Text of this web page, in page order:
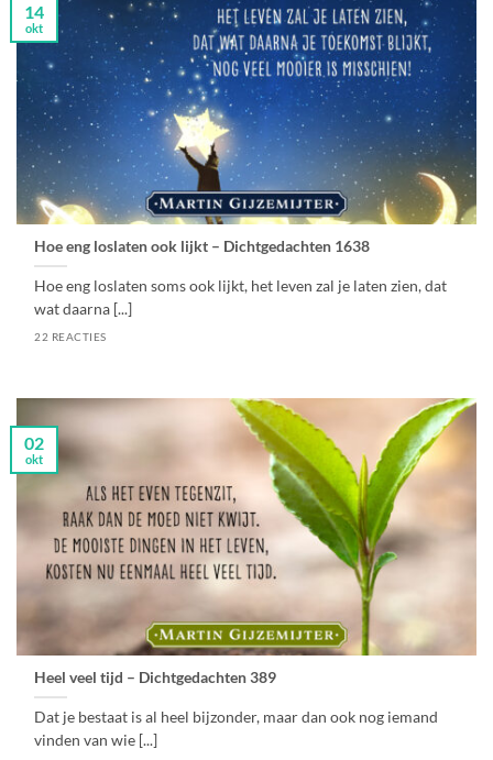
Hoe eng loslaten ook lijkt – Dichtgedachten 1638
Hoe eng loslaten soms ook lijkt, het leven zal je laten zien, dat
wat daarna [...]
22 REACTIES
14
okt
Heel veel tijd – Dichtgedachten 389
Dat je bestaat is al heel bijzonder, maar dan ook nog iemand
vinden van wie [...]
02
okt